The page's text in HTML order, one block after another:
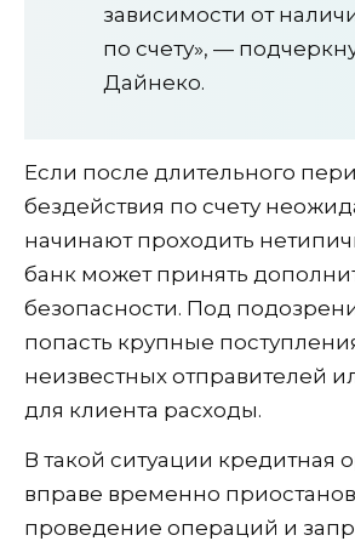
зависимости от
по счету», —
Дайнеко.
Если после длительного
бездействия по счету
начинают проходить
банк может принять
безопасности. Под
попасть крупные
неизвестных отправителей
для клиента расходы.
В такой ситуации кредитная
вправе временно
проведение операций и